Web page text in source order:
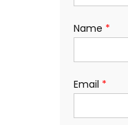
Name *
Email *